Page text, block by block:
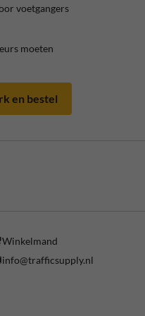
voetgangers
moeten
en bestel
Winkelmand
info@trafficsupply.nl